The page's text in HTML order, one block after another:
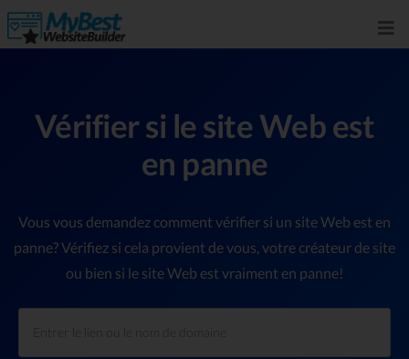
Vérifier si le site Web est
en panne
Vous vous demandez comment vérifier si un site Web est en
panne? Vérifiez si cela provient de vous, votre créateur de site
ou bien si le site Web est vraiment en panne!